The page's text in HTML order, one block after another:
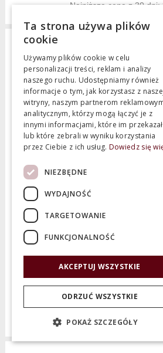
Najniższa cena z 30 dni:
Flaminia App Umywalka
klik-klak Cenere
WYPRZEDAŻ
Producent:
Najniższa cena z 30 dni:
Ta strona używa plików
cookie
Używamy plików cookie w celu
personalizacji treści, reklam i analizy
naszego ruchu. Udostępniamy również
informacje o tym, jak korzystasz z
witryny, naszym partnerom
analitycznym, którzy mogą łączyć je z
innymi informacjami, które im
lub które zebrali w wyniku korzystania
przez Ciebie z ich usług. Dowiedz się
NIEZBĘDNE
WYDAJNOŚĆ
TARGETOWANIE
FUNKCJONALNOŚĆ
AKCEPTUJ WSZYSTKIE
ODRZUĆ WSZYSTKIE
POKAŻ SZCZEGÓŁY